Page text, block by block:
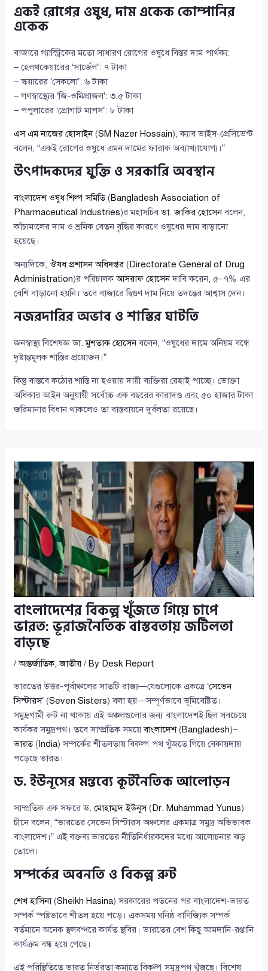
একই রোগের ওষুধ, দাম একেক কোম্পানির
একেক
বাজারে গ্যাস্ট্রিকের মতো সাধারণ রোগের ওষুধে বিস্তর দাম পার্থক্য:
– হেলথকেয়ারের ‘সার্জেল’: ৭ টাকা
– স্কয়ারের ‘সেকলো’: ৬ টাকা
– গণস্বাস্থ্যের ‘জি-ওমিপ্রাজল’: ৩.৫ টাকা
– পপুলারের ‘প্রোগাট মাপস’: ৮ টাকা
এস এম নাজের হোসাইন(SM Nazer Hossain), ক্যাব ভাইস-প্রেসিডেন্ট
বলেন, “একই রোগের ওষুধে এমন দামের ফারাক অব্যাখ্যাযোগ্য।”
উৎপাদকদের যুক্তি ও সরকারি অবস্থান
বাংলাদেশ ওষুধ শিল্প সমিতি(Bangladesh Association of
Pharmaceutical Industries)র মহাসচিবডা. জাকির হোসেনবলেন,
কাঁচামালের দাম ও শ্রমিক বেতন বৃদ্ধির কারণে ওষুধের দাম বাড়ানো
হয়েছে।
অন্যদিকে, ঔষধ প্রশাসন অধিদপ্তর (Directorate General of Drug
Administration)র পরিচালকআসরাফ হোসেনদাবি করেন, ৫–৭% এর
বেশি বাড়ানো হয়নি। তবে বাজারে দ্বিগুণ দাম নিয়ে তদন্তের আশ্বাস দেন।
নজরদারির অভাব ও শাস্তির ঘাটতি
জনস্বাস্থ্য বিশেষজ্ঞডা. মুশতাক হোসেনবলেন, “ওষুধের দামে অনিয়ম বন্ধে
দৃষ্টান্তমূলক শাস্তির প্রয়োজন।”
কিন্তু বাস্তবে কঠোর শাস্তি না হওয়ায় দায়ী ব্যক্তিরা রেহাই পাচ্ছে। ভোক্তা
অধিকার আইন অনুযায়ী সর্বোচ্চ এক বছরের কারাদণ্ড এবং ৫০ হাজার টাকা
জরিমানার বিধান থাকলেও তা বাস্তবায়নে দুর্বলতা রয়েছে।
বাংলাদেশের বিকল্প খুঁজতে গিয়ে চাপে
ভারত: ভূরাজনৈতিক বাস্তবতায় জটিলতা
বাড়ছে
/আন্তর্জাতিক,জাতীয় / By Desk Report
ভারতের উত্তর-পূর্বাঞ্চলের সাতটি রাজ্য—যেগুলোকে একত্রে ‘সেভেন
সিস্টারস’ (Seven Sisters) বলা হয়—সম্পূর্ণভাবে ভূমিবেষ্টিত।
সমুদ্রগামী রুট না থাকায় এই অঞ্চলগুলোর জন্য বাংলাদেশই ছিল সবচেয়ে
কার্যকর সমুদ্রপথ। তবে সাম্প্রতিক সময়েবাংলাদেশ(Bangladesh)–
ভারত(India) সম্পর্কের শীতলতায় বিকল্প পথ খুঁজতে গিয়ে বেকায়দায়
পড়েছে ভারত।
ড. ইউনূসের মন্তব্যে কূটনৈতিক আলোড়ন
সাম্প্রতিক এক সফরেড. মোহাম্মদ ইউনূস(Dr. Muhammad Yunus)
চীনে বলেন, “ভারতের সেভেন সিস্টারস অঞ্চলের একমাত্র সমুদ্র অভিভাবক
বাংলাদেশ।” এই বক্তব্য ভারতের নীতিনির্ধারকদের মধ্যে আলোচনার ঝড়
তোলে।
সম্পর্কের অবনতি ও বিকল্প রুট
শেখ হাসিনা(Sheikh Hasina) সরকারের পতনের পর বাংলাদেশ-ভারত
সম্পর্ক স্পষ্টভাবে শীতল হয়ে পড়ে। একসময় ঘনিষ্ঠ বাণিজ্যিক সম্পর্ক
বর্তমানে অনেক স্থলবন্দরে কার্যত স্থবির। ভারতের বেশ কিছু আমদানি-রপ্তানি
কার্যক্রম বন্ধ হয়ে গেছে।
এই পরিস্থিতিতে ভারত নির্ভরতা কমাতে বিকল্প সমুদ্রপথ খুঁজছে। বিশেষ